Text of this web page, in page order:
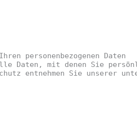
personenbezogenen Daten
Daten, mit denen Sie
entnehmen Sie unserer